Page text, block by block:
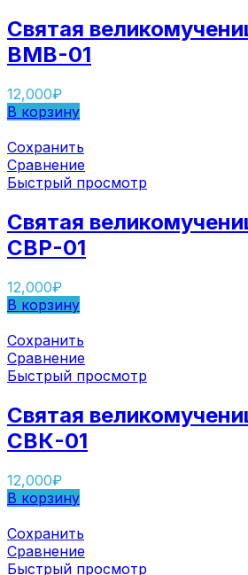
Святая
ВМВ-01
12,000₽
В корзину
Сохранить
Сравнение
Быстрый просмотр
Святая
СВР-01
12,000₽
В корзину
Сохранить
Сравнение
Быстрый просмотр
Святая
СВК-01
12,000₽
В корзину
Сохранить
Сравнение
Быстрый просмотр